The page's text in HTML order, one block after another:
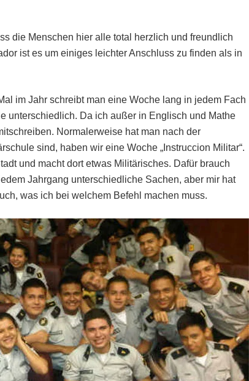
die Menschen hier alle total herzlich und freundlich
ist es um einiges leichter Anschluss zu finden als in
im Jahr schreibt man eine Woche lang in jedem Fach
unterschiedlich. Da ich außer in Englisch und Mathe
Normalerweise hat man nach der
sind, haben wir eine Woche „Instruccion Militar“.
und macht dort etwas Militärisches. Dafür brauch
Jahrgang unterschiedliche Sachen, aber mir hat
was ich bei welchem Befehl machen muss.